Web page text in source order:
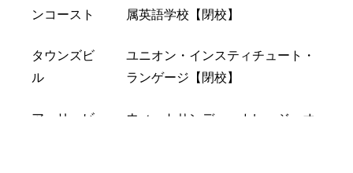
ンコースト
属英語学校【閉校】
タウンズビ
ル
ユニオン・インスティチュート・
ランゲージ【閉校】
アーリービ
ウィットサンデー・カレッジ・オ